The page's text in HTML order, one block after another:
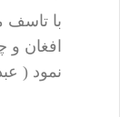
با تاسف
افغان و
نمود (